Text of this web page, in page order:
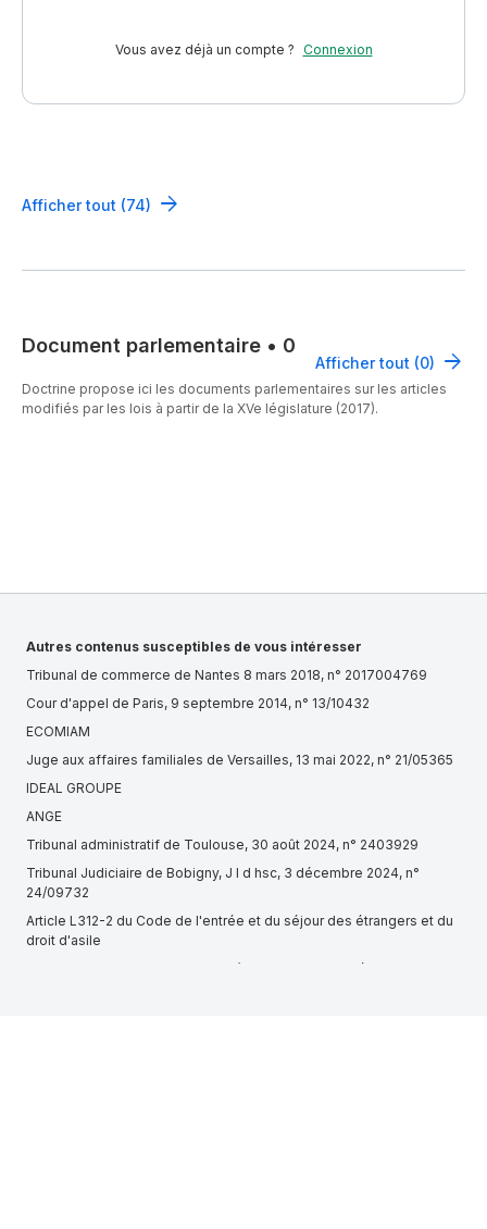
Vous avez déjà un compte ? Connexion
Afficher tout (74)
Document parlementaire • 0
Afficher tout (0)
Doctrine propose ici les documents parlementaires sur les articles
modifiés par les lois à partir de la XVe législature (2017).
Autres contenus susceptibles de vous intéresser
Tribunal de commerce de Nantes 8 mars 2018, n° 2017004769
Cour d'appel de Paris, 9 septembre 2014, n° 13/10432
ECOMIAM
Juge aux affaires familiales de Versailles, 13 mai 2022, n° 21/05365
IDEAL GROUPE
ANGE
Tribunal administratif de Toulouse, 30 août 2024, n° 2403929
Tribunal Judiciaire de Bobigny, J l d hsc, 3 décembre 2024, n°
24/09732
Article L312-2 du Code de l'entrée et du séjour des étrangers et du
droit d'asile
Tribunal administratif d'Amiens, 2ème chambre, 19 décembre 2024,